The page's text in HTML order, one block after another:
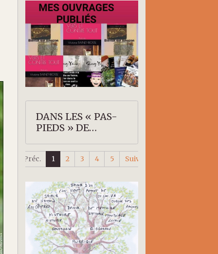
DANS LES « PAS-
PIEDS » DE
Préc. 1 2 3 4 5 Suiv.